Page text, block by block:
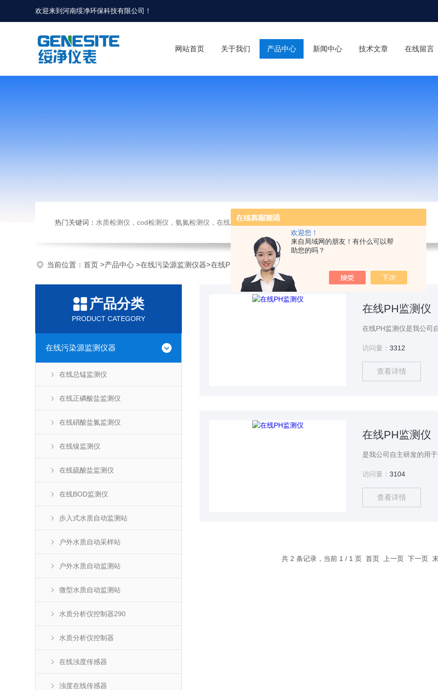
欢迎您！
来自局域网的朋友！有什么可以帮
助您的吗？
欢迎来到河南绥净环保科技有限公司！
网站首页 关于我们 产品中心 新闻中心 技术文章 在线留言
热门关键词： 水质检测仪，cod检测仪，氨氮检测仪，在线水质监测仪，水质分析仪，水质检测传感器，氨氮快速测定仪，总磷测定仪，总氮测定仪，多参数水质分析仪，BOD测定仪，余氯分析仪，农药残留检测仪，水质环保仪器
当前位置： 首页 >产品中心 >在线污染源监测仪器>在线PH检测仪
产品分类
PRODUCT CATEGORY
在线污染源监测仪器
在线总锰监测仪
在线正磷酸盐监测仪
在线硝酸盐氮监测仪
在线镍监测仪
在线硫酸盐监测仪
在线BOD监测仪
步入式水质自动监测站
户外水质自动采样站
户外水质自动监测站
微型水质自动监测站
水质分析仪控制器290
水质分析仪控制器
在线浊度传感器
浊度在线传感器
在线PH监测仪
访问量：3312
查看详情
在线PH监测仪
访问量：3104
查看详情
共 2 条记录，当前 1 / 1 页 首页 上一页 下一页